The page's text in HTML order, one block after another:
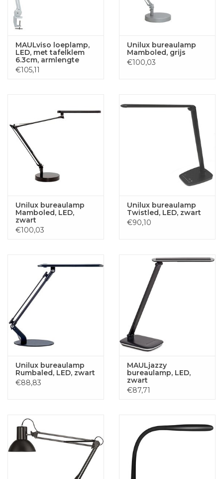
MAULviso loeplamp,
LED, met tafelklem
6.3cm, armlengte
2x31cm, 3
dioptrielens, opp
€105,11
Unilux bureaulamp
Mamboled, grijs
€100,03
Unilux bureaulamp
Mamboled, LED,
zwart
€100,03
Unilux bureaulamp
Twistled, LED, zwart
€90,10
Unilux bureaulamp
Rumbaled, LED, zwart
€88,83
MAULjazzy
bureaulamp, LED,
zwart
€87,71